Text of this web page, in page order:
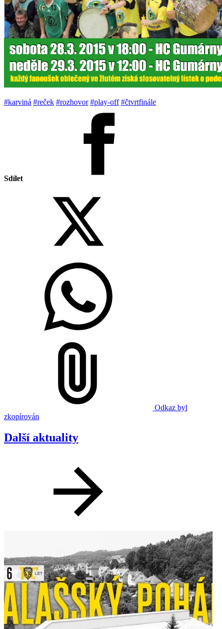
#karviná #reček #rozhovor #play-off #čtvrtfinále
Sdílet
Odkaz byl
zkopírován
Další aktuality